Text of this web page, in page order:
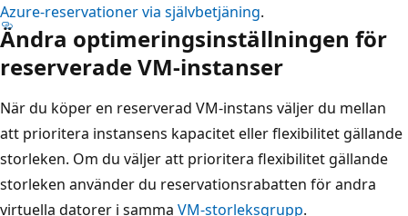
Azure-reservationer via självbetjäning.
Ändra optimeringsinställningen för
reserverade VM-instanser
När du köper en reserverad VM-instans väljer du mellan
att prioritera instansens kapacitet eller flexibilitet gällande
storleken. Om du väljer att prioritera flexibilitet gällande
storleken använder du reservationsrabatten för andra
virtuella datorer i samma VM-storleksgrupp.